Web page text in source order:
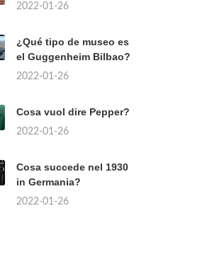
2022-01-26
¿Qué tipo de museo es
el Guggenheim Bilbao?
2022-01-26
Cosa vuol dire Pepper?
2022-01-26
Cosa succede nel 1930
in Germania?
2022-01-26